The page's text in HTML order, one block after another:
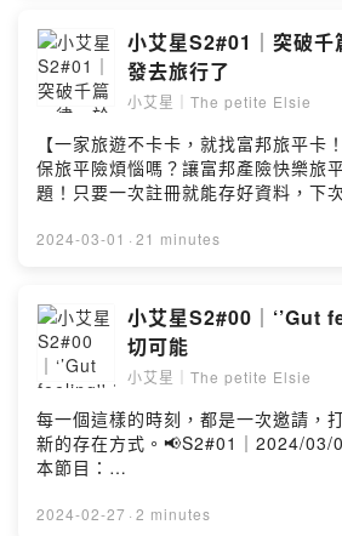
表現，只是那種美，和我們過去習慣
樣。就像厲害的大師，就算手中只有
畫出滿紙壯麗的水墨山水。<工作美
｜2024/04/01上線小額贊助支持本節
https://open.firstory.me/user/
kb9m留言告訴我你對這一集的想法：
https://open.firstory.me/user/
kb9m/commentsXo,By Elsie 🐰📪合
thepetiteelsie@gmail.com小艾星傳
小艾星S2#01｜突破千
發去旅行了
小艾星｜The petite Elsie
【一家旅遊不卡卡，就找富邦旅平卡
保旅平險煩惱嗎？讓富邦產險快樂旅
題！只要一次註冊就能存好資料，下
本保險商品一切權利義務悉依保單條
可是如果有人左轉，這就讓我們發現
們右轉也可能啟發他人探索一個全新
2024/03/11上線小額贊助支持本節目：
https://open.firstory.me/user/
kb9m留言告訴我你對這一集的想法：
https://open.firstory.me/user/
kb9m/commentsXo,By Elsie 🐰📪合
thepetiteelsie@gmail.com小艾星傳
https://linkby.tw/
2024-03-01 · 21 minutes
小艾星S2#00｜‘’Gut
切可能
小艾星｜The petite Elsie
每一個這樣的時刻，都是一次邀請，
新的存在方式。📢S2#01｜2024/03/
本節目：
kb9m留言告訴我你對這一集的想法：
2024-02-27 · 2 minutes